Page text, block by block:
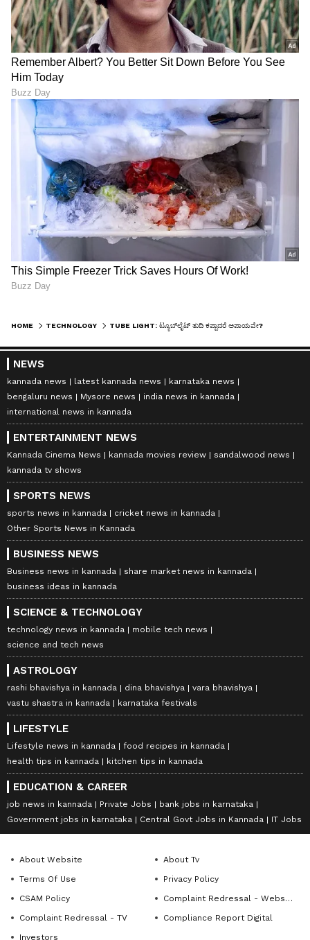
HOME TECHNOLOGY
NEWS
kannada news latest kannada news
karnataka news
bengaluru news
Mysore news
india news in kannada
international news in kannada
ENTERTAINMENT NEWS
Kannada Cinema News kannada movies review
sandalwood news
kannada tv shows
SPORTS NEWS
sports news in kannada
cricket news in kannada
Other Sports News in Kannada
BUSINESS NEWS
Business news in kannada
share market news in kannada
business ideas in kannada
SCIENCE & TECHNOLOGY
technology news in kannada
mobile tech news
science and tech news
ASTROLOGY
rashi bhavishya in kannada dina bhavishya
vara bhavishya
vastu shastra in kannada
karnataka festivals
LIFESTYLE
Lifestyle news in kannada
food recipes in kannada
health tips in kannada
kitchen tips in kannada
EDUCATION & CAREER
job news in kannada Private Jobs
bank jobs in karnataka
Government jobs in karnataka
Central Govt Jobs in Kannada IT Jobs
About Website
About Tv
Terms Of Use
Privacy Policy
CSAM Policy
Complaint Redressal - Website
Complaint Redressal - TV
Compliance Report Digital
Investors